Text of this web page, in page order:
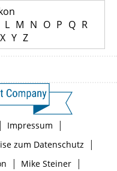
L M N O P Q R
X Y Z
| Impressum |
zum Datenschutz |
| Mike Steiner|